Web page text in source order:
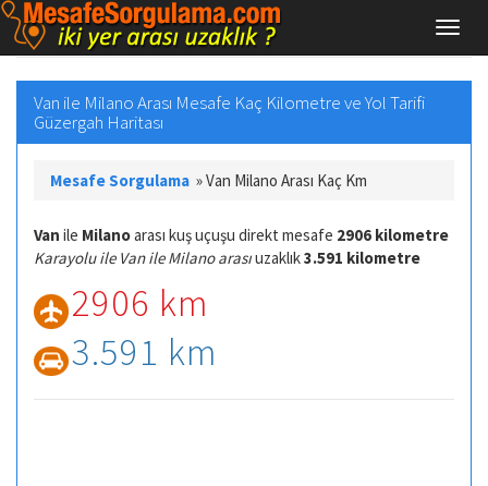
Van ile Milano Arası Mesafe Kaç Kilometre ve Yol Tarifi
Güzergah Haritası
Mesafe Sorgulama »Van Milano Arası Kaç Km
Van ile Milanoarası kuş uçuşu direkt mesafe 2906 kilometre
Karayolu ile Van ile Milano arasıuzaklık3.591 kilometre
2906 km
3.591 km